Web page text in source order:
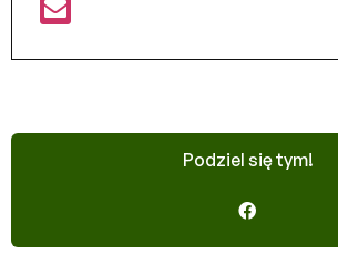
Podziel się tym!